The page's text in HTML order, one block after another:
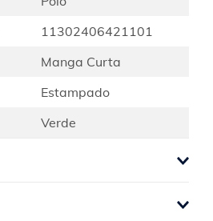
11302406421101
Manga Curta
Estampado
Verde